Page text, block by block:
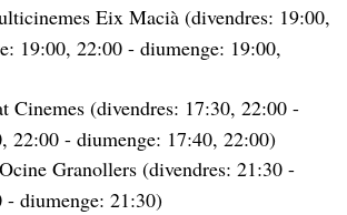
Eix Macià (divendres: 19:00,
19:00, 22:00 - diumenge: 19:00,
Cinemes (divendres: 17:30, 22:00 -
22:00 - diumenge: 17:40, 22:00)
Granollers (divendres: 21:30 -
- diumenge: 21:30)